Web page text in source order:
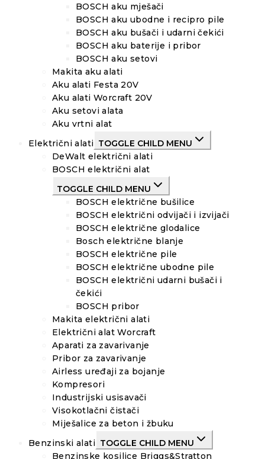
BOSCH aku mješači
BOSCH aku ubodne i recipro pile
BOSCH aku bušači i udarni čekići
BOSCH aku baterije i pribor
BOSCH aku setovi
Makita aku alati
Aku alati Festa 20V
Aku alati Worcraft 20V
Aku setovi alata
Aku vrtni alat
Električni alati TOGGLE CHILD MENU
DeWalt električni alati
BOSCH električni alat
TOGGLE CHILD MENU
BOSCH električne bušilice
BOSCH električni odvijači i izvijači
BOSCH električne glodalice
Bosch električne blanje
BOSCH električne pile
BOSCH električne ubodne pile
BOSCH električni udarni bušači i
čekići
BOSCH pribor
Makita električni alati
Električni alat Worcraft
Aparati za zavarivanje
Pribor za zavarivanje
Airless uređaji za bojanje
Kompresori
Industrijski usisavači
Visokotlačni čistači
Miješalice za beton i žbuku
Benzinski alati TOGGLE CHILD MENU
Benzinske kosilice Briggs&Stratton